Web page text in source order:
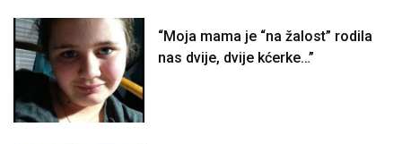
“Moja mama je “na žalost” rodila
nas dvije, dvije kćerke…”